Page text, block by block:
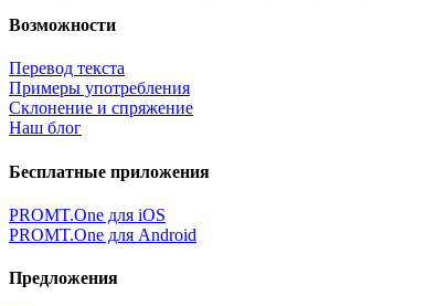
Возможности
Перевод текста
Примеры употребления
Склонение и спряжение
Наш блог
Бесплатные приложения
PROMT.One для iOS
PROMT.One для Android
Предложения